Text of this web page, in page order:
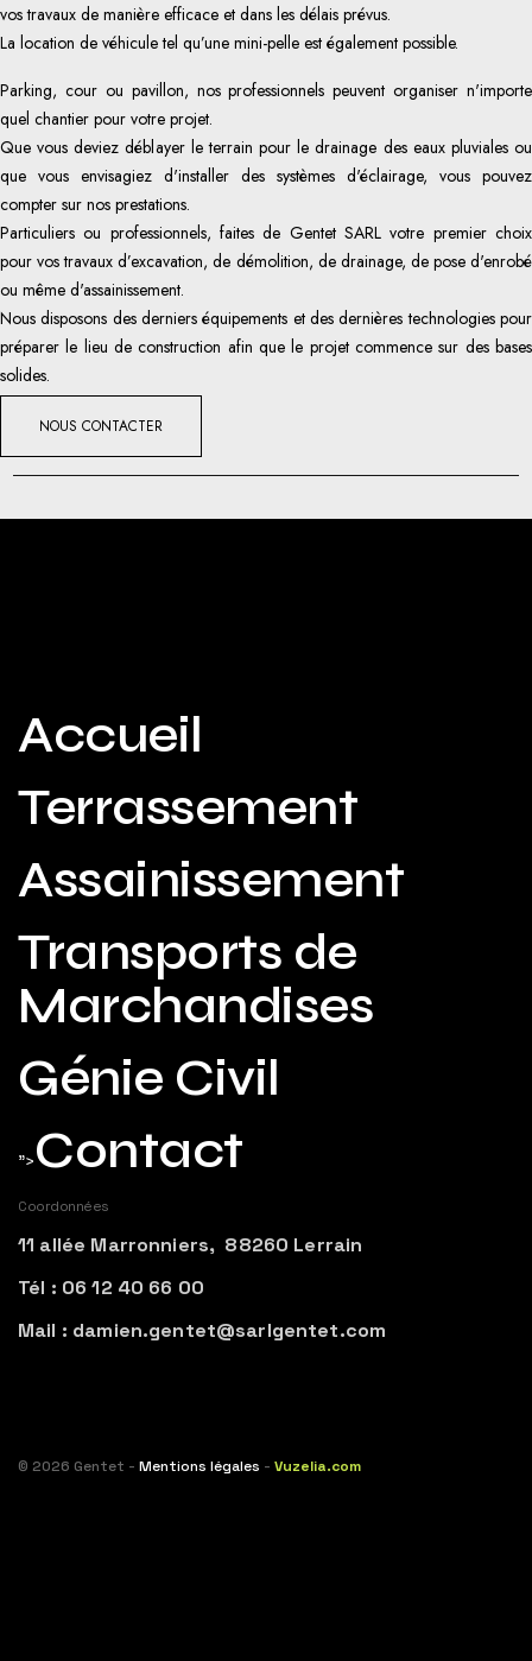
vos travaux de manière efficace et dans les délais prévus.
La location de véhicule tel qu’une mini-pelle est également possible.
Parking, cour ou pavillon, nos professionnels peuvent organiser n'importe
quel chantier pour votre projet.
Que vous deviez déblayer le terrain pour le drainage des eaux pluviales ou
que vous envisagiez d'installer des systèmes d'éclairage, vous pouvez
compter sur nos prestations.
Particuliers ou professionnels, faites de Gentet SARL votre premier choix
pour vos travaux d’excavation, de démolition, de drainage, de pose d'enrobé
ou même d'assainissement.
Nous disposons des derniers équipements et des dernières technologies pour
préparer le lieu de construction afin que le projet commence sur des bases
solides.
NOUS CONTACTER
Accueil
Terrassement
Assainissement
Transports de
Marchandises
Génie Civil
">Contact
Coordonnées
11 allée Marronniers, 88260 Lerrain
Tél : 06 12 40 66 00
Mail : damien.gentet@sarlgentet.com
© 2026 Gentet - Mentions légales - Vuzelia.com